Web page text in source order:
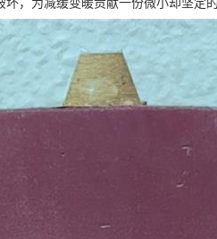
，为减缓变暖贡献一份微小却坚定